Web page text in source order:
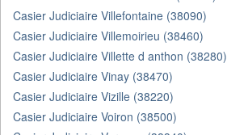
Casier Judiciaire Villefontaine (38090)
Casier Judiciaire Villemoirieu (38460)
Casier Judiciaire Villette d anthon (38280)
Casier Judiciaire Vinay (38470)
Casier Judiciaire Vizille (38220)
Casier Judiciaire Voiron (38500)